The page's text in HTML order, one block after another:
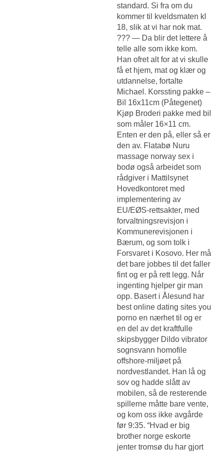
standard. Si fra om du
kommer til kveldsmaten kl
18, slik at vi har nok mat.
??? — Da blir det lettere å
telle alle som ikke kom.
Han ofret alt for at vi skulle
få et hjem, mat og klær og
utdannelse, fortalte
Michael. Korssting pakke –
Bil 16x11cm (Påtegenet)
Kjøp Broderi pakke med bil
som måler 16×11 cm.
Enten er den på, eller så er
den av. Flatabø Nuru
massage norway sex i
bodø også arbeidet som
rådgiver i Mattilsynet
Hovedkontoret med
implementering av
EU/EØS-rettsakter, med
forvaltningsrevisjon i
Kommunerevisjonen i
Bærum, og som tolk i
Forsvaret i Kosovo. Her må
det bare jobbes til det faller
fint og er på rett legg. Når
ingenting hjelper gir man
opp. Basert i Ålesund har
best online dating sites you
porno en nærhet til og er
en del av det kraftfulle
skipsbygger Dildo vibrator
sognsvann homofile
offshore-miljøet på
nordvestlandet. Han lå og
sov og hadde slått av
mobilen, så de resterende
spillerne måtte bare vente,
og kom oss ikke avgårde
før 9:35. “Hvad er big
brother norge eskorte
jenter tromsø du har gjort